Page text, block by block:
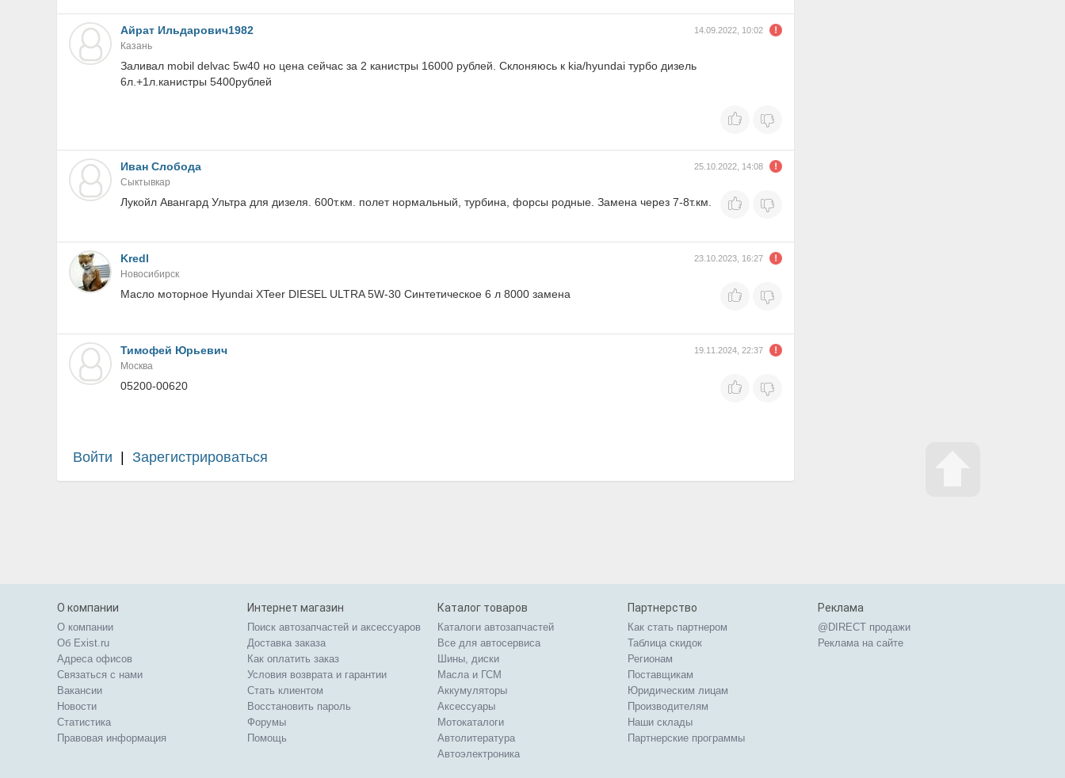
Айрат Ильдарович1982 14.09.2022, 10:02
Казань
Заливал mobil delvac 5w40 но цена сейчас за 2 канистры 16000 рублей. Склоняюсь к kia/hyundai турбо дизель
6л.+1л.канистры 5400рублей
Иван Слобода 25.10.2022, 14:08
Сыктывкар
Лукойл Авангард Ультра для дизеля. 600т.км. полет нормальный, турбина, форсы родные. Замена через 7-8т.км.
Kredl 23.10.2023, 16:27
Новосибирск
Масло моторное Hyundai XTeer DIESEL ULTRA 5W-30 Синтетическое 6 л 8000 замена
Тимoфей Юрьевич 19.11.2024, 22:37
Москва
05200-00620
Войти Зарегистрироваться
О компании
О компании
Об Exist.ru
Адреса офисов
Связаться с нами
Вакансии
Новости
Статистика
Правовая информация
Интернет магазин
Поиск автозапчастей и аксессуаров
Доставка заказа
Как оплатить заказ
Условия возврата и гарантии
Стать клиентом
Восстановить пароль
Форумы
Помощь
Каталог товаров
Каталоги автозапчастей
Все для автосервиса
Шины, диски
Масла и ГСМ
Аккумуляторы
Аксессуары
Мотокаталоги
Автолитература
Автоэлектроника
Партнерство
Как стать партнером
Таблица скидок
Регионам
Поставщикам
Юридическим лицам
Производителям
Наши склады
Партнерские программы
Реклама
@DIRECT продажи
Реклама на сайте